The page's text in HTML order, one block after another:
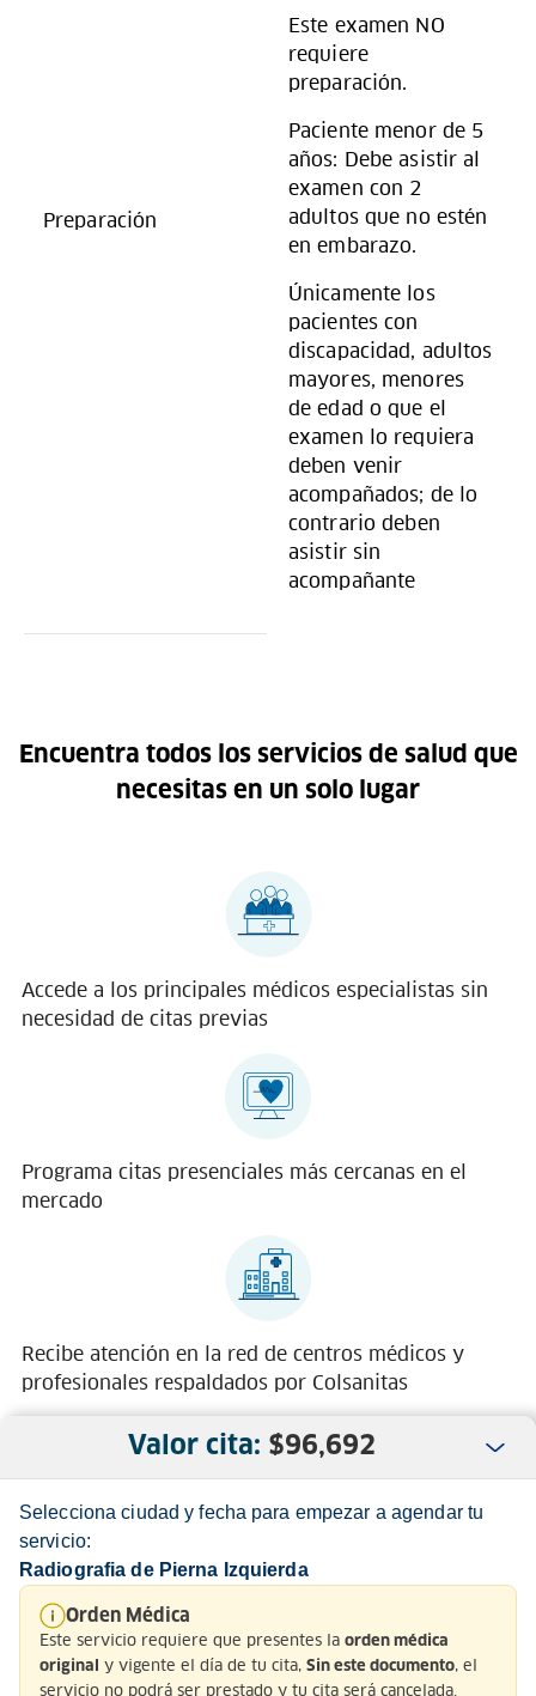
Preparación
Este examen NO
requiere
preparación.
Paciente menor de 5
años: Debe asistir al
examen con 2
adultos que no estén
en embarazo.
Únicamente los
pacientes con
discapacidad, adultos
mayores, menores
de edad o que el
examen lo requiera
deben venir
acompañados; de lo
contrario deben
asistir sin
acompañante
Valor cita: $96,692
Selecciona ciudad y fecha para empezar a agendar tu
servicio:
Radiografia de Pierna Izquierda
Orden Médica
Este servicio requiere que presentes la orden médica
original
y vigente el día de tu cita, Sin este documento, el
servicio no podrá ser prestado y tu cita será cancelada.
Encuentra todos los servicios de salud que
necesitas en un solo lugar
Accede a los principales médicos especialistas sin
necesidad de citas previas
Programa citas presenciales más cercanas en el
mercado
Recibe atención en la red de centros médicos y
profesionales respaldados por Colsanitas
Servicio al Cliente